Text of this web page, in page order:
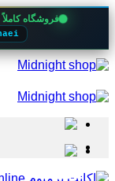
فروشگاه
Skip
to